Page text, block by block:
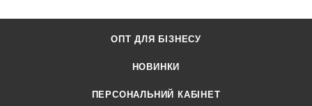
ОПТ ДЛЯ БІЗНЕСУ
НОВИНКИ
ПЕРСОНАЛЬНИЙ КАБІНЕТ